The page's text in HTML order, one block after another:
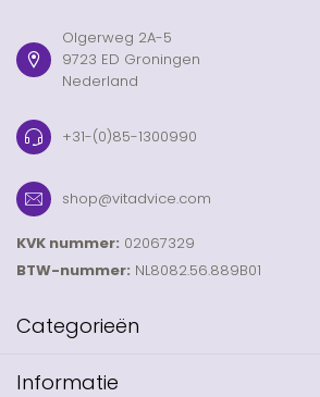
Olgerweg 2A-5
9723 ED Groningen
Nederland
+31-(0)85-1300990
shop@vitadvice.com
KVK nummer: 02067329
BTW-nummer: NL8082.56.889B01
Categorieën
Informatie